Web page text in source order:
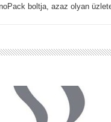
boltja, azaz olyan